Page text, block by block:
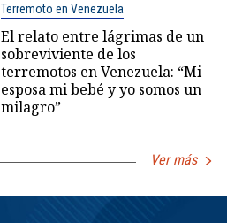
Terremoto en Venezuela
El relato entre lágrimas de un
sobreviviente de los
terremotos en Venezuela: “Mi
esposa mi bebé y yo somos un
milagro”
Ver más